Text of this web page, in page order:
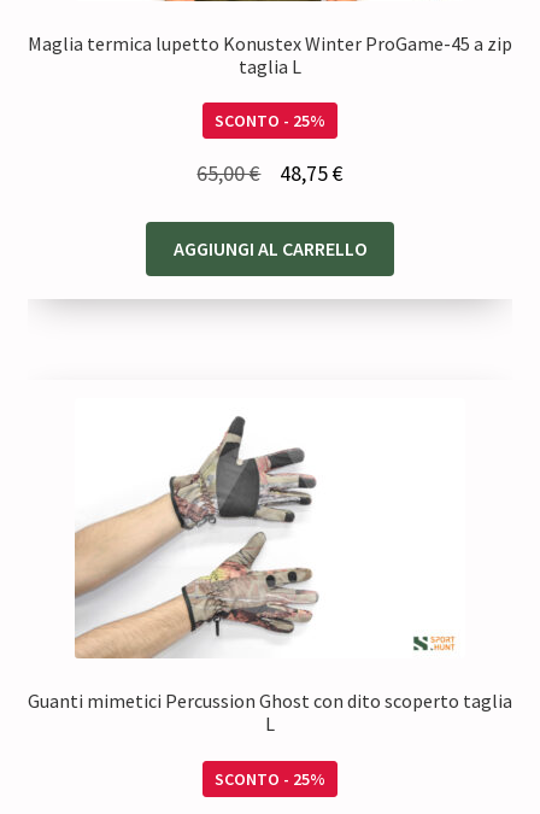
Maglia termica lupetto Konustex Winter ProGame-45 a zip
taglia L
SCONTO - 25%
65,00€
originale
era:
48,75€Il
attuale
è:
AGGIUNGI AL CARRELLO
Guanti mimetici Percussion Ghost con dito scoperto taglia
L
SCONTO - 25%